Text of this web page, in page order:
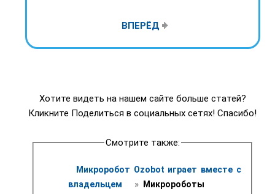
ВПЕРЁД
Хотите видеть на нашем сайте больше статей?
Кликните Поделиться в социальных сетях! Спасибо!
Смотрите также:
Микроробот Ozobot играет вместе с
владельцем
» Микророботы